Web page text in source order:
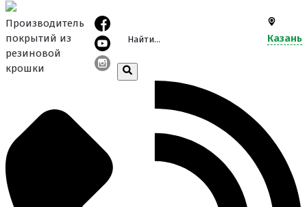
Производитель
покрытий из
резиновой
крошки
Казань